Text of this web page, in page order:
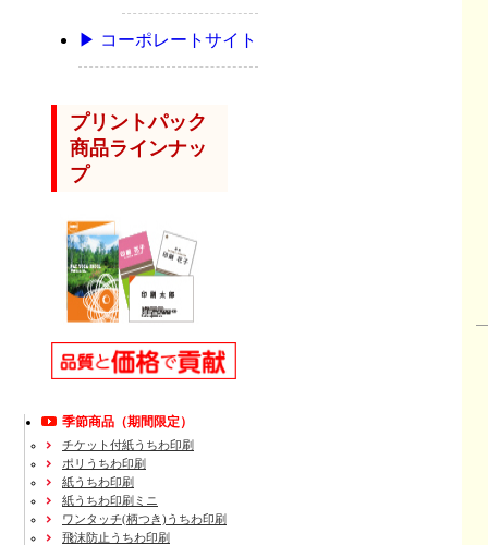
▶ コーポレートサイト
プリントパック
商品ラインナッ
プ
季節商品（期間限定）
チケット付紙うちわ印刷
ポリうちわ印刷
紙うちわ印刷
紙うちわ印刷ミニ
ワンタッチ(柄つき)うちわ印刷
飛沫防止うちわ印刷